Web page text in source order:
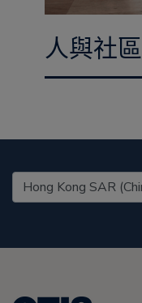
人與社區
United States (EN)